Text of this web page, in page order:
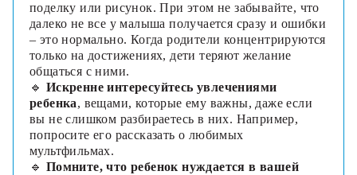
поделку или рисунок. При этом не забывайте, что
далеко не все у малыша получается сразу и ошибки
– это нормально. Когда родители концентрируются
только на достижениях, дети теряют желание
общаться с ними.
🔹 Искренне интересуйтесь увлечениями
ребенка, вещами, которые ему важны, даже если
вы не слишком разбираетесь в них. Например,
попросите его рассказать о любимых
мультфильмах.
🔹 Помните, что ребенок нуждается в вашей